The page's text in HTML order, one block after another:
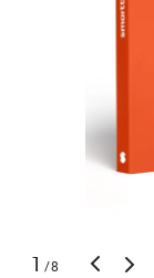
1 /8